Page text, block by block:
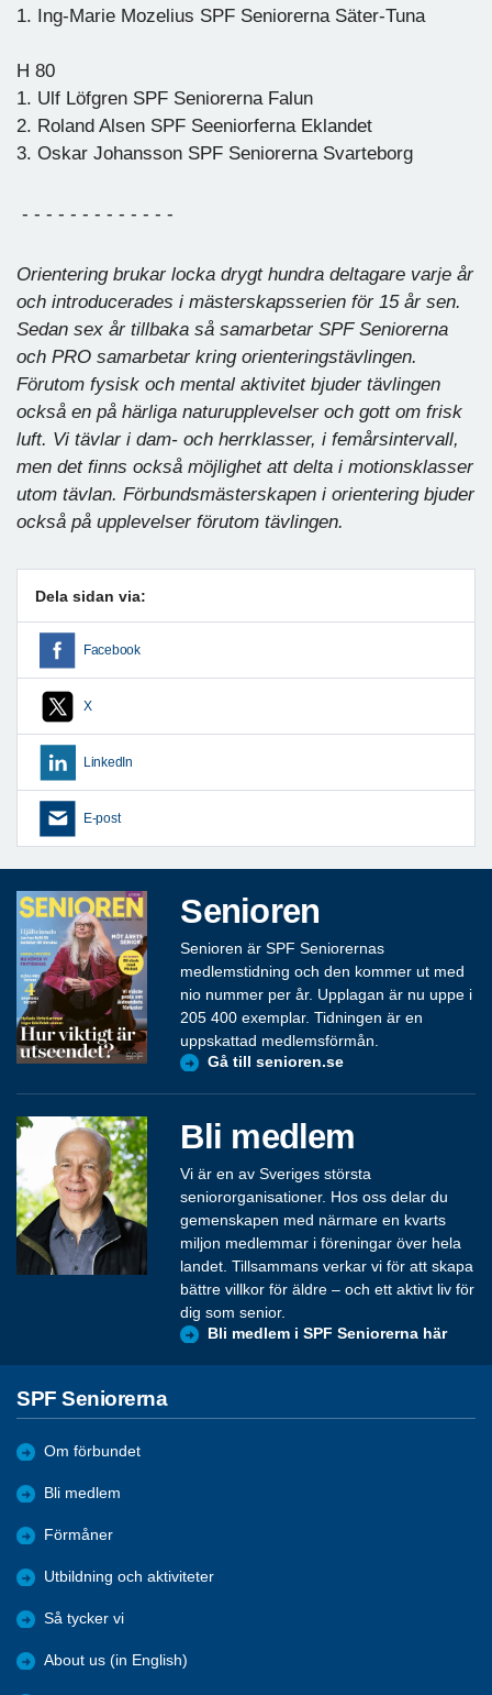
1. Ing-Marie Mozelius SPF Seniorerna Säter-Tuna
H 80
1. Ulf Löfgren SPF Seniorerna Falun
2. Roland Alsen SPF Seeniorferna Eklandet
3. Oskar Johansson SPF Seniorerna Svarteborg
- - - - - - - - - - - - -
Orientering brukar locka drygt hundra deltagare varje år
och introducerades i mästerskapsserien för 15 år sen.
Sedan sex år tillbaka så samarbetar SPF Seniorerna
och PRO samarbetar kring orienteringstävlingen.
Förutom fysisk och mental aktivitet bjuder tävlingen
också en på härliga naturupplevelser och gott om frisk
luft. Vi tävlar i dam- och herrklasser, i femårsintervall,
men det finns också möjlighet att delta i motionsklasser
utom tävlan. Förbundsmästerskapen i orientering bjuder
också på upplevelser förutom tävlingen.
Dela sidan via:
Facebook
X
LinkedIn
E-post
Senioren
Senioren är SPF Seniorernas
medlemstidning och den kommer ut med
nio nummer per år. Upplagan är nu uppe i
205 400 exemplar. Tidningen är en
uppskattad medlemsförmån.
Gå till senioren.se
Bli medlem
Vi är en av Sveriges största
seniororganisationer. Hos oss delar du
gemenskapen med närmare en kvarts
miljon medlemmar i föreningar över hela
landet. Tillsammans verkar vi för att skapa
bättre villkor för äldre – och ett aktivt liv för
dig som senior.
Bli medlem i SPF Seniorerna här
SPF Seniorerna
Om förbundet
Bli medlem
Förmåner
Utbildning och aktiviteter
Så tycker vi
About us (in English)